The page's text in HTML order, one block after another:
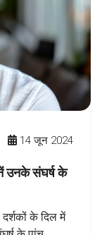
14 जून 2024
उनके संघर्ष के
के दिल में